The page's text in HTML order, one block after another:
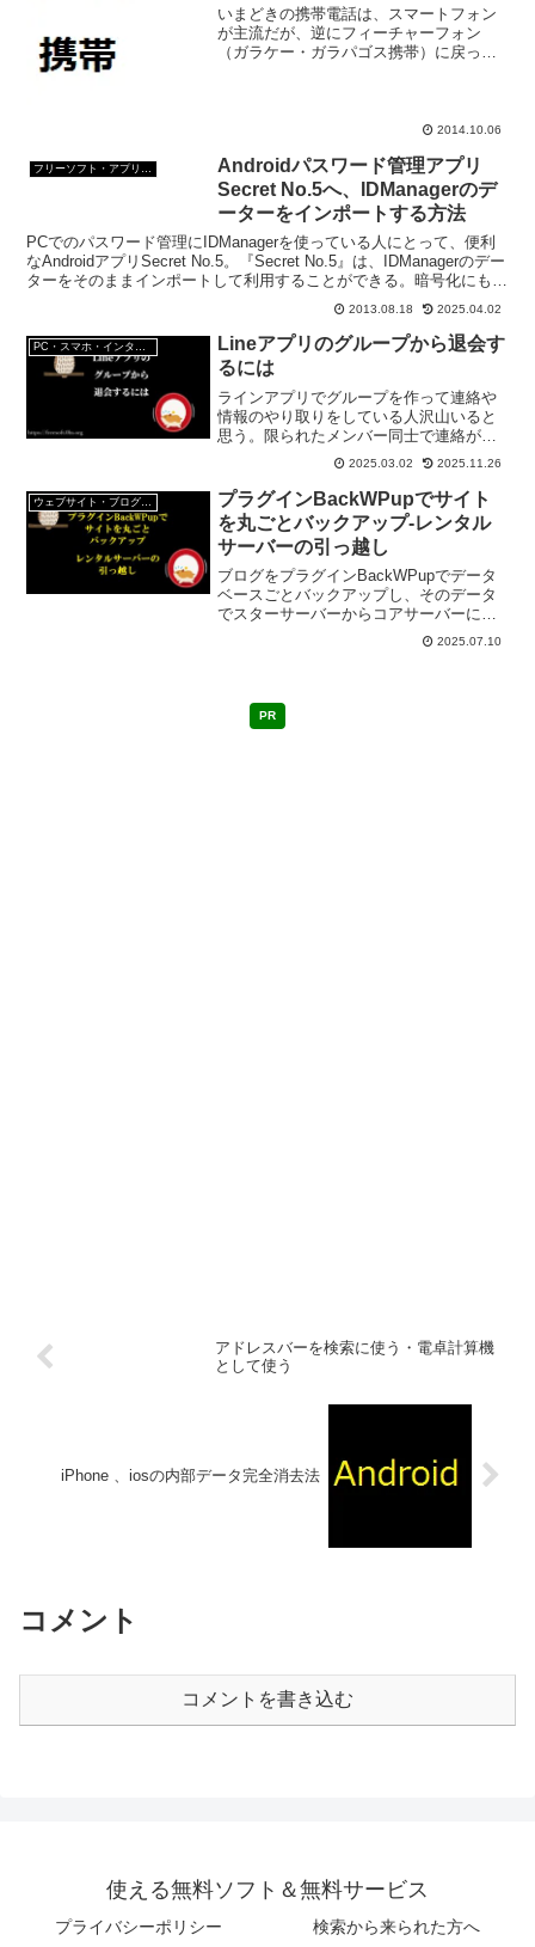
いまどきの携帯電話は、スマートフォン
が主流だが、逆にフィーチャーフォン
（ガラケー・ガラパゴス携帯）に戻って
2014.10.06
フリーソフト・アプリ・Webサービス
Androidパスワード管理アプリ
Secret No.5へ、IDManagerのデ
ーターをインポートする方法
PCでのパスワード管理にIDManagerを使っている人にとって、便利
なAndroidアプリSecret No.5。『Secret No.5』は、IDManagerのデー
ターをそのままインポートして利用することができる。暗号化にも対
2013.08.18 2025.04.02
PC・スマホ・インターネットトラブルの解消方法
Lineアプリのグループから退会す
るには
ラインアプリでグループを作って連絡や
情報のやり取りをしている人沢山いると
思う。限られたメンバー同士で連絡が取
りあえるラインアプリのグループは便利
なのだが、ではラインのグループを抜け
る（退会）する時はどうすればいいんだ
ろう？調べてみたよ。
2025.03.02 2025.11.26
プラグインBackWPupでサイト
を丸ごとバックアップ-レンタル
サーバーの引っ越し
ブログをプラグインBackWPupでデータ
ベースごとバックアップし、そのデータ
でスターサーバーからコアサーバーにサ
ーバー移転した。サーバー移転時のデー
タバックアップ・ダウンロード・解凍・
2025.07.10
PR
アドレスバーを検索に使う・電卓計算機
として使う
iPhone 、iosの内部データ完全消去法
コメント
コメントを書き込む
使える無料ソフト＆無料サービス
プライバシーポリシー
検索から来られた方へ